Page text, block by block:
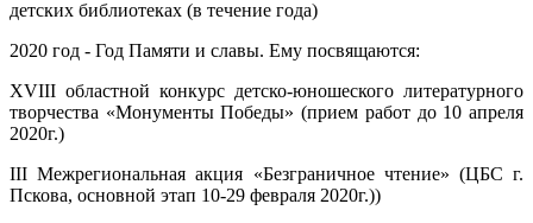
детских библиотеках (в течение года)
2020 год - Год Памяти и славы. Ему посвящаются:
ХVIII областной конкурс детско-юношеского литературного
творчества «Монументы Победы» (прием работ до 10 апреля
2020г.)
III Межрегиональная акция «Безграничное чтение» (ЦБС г.
Пскова, основной этап 10-29 февраля 2020г.))